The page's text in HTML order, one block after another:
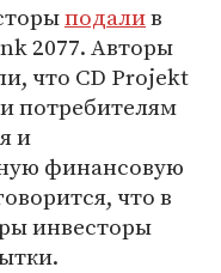
подалив
2077. Авторы
что CD Projekt
потребителям
и
финансовую
что в
инвесторы